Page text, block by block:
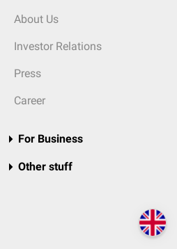
About Us
Investor Relations
Press
Career
For Business
Other stuff